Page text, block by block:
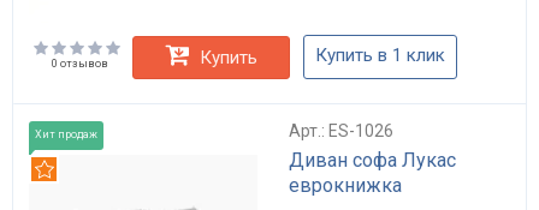
0 отзывов Купить Купить в 1 клик
Хит продаж Арт.: ES-1026
Диван софа Лукас
еврокнижка